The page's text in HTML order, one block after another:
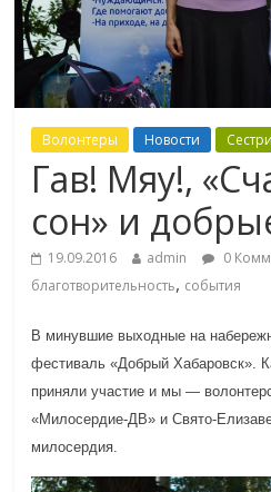
Волонтеры Новости
Гав! Мяу!,
сон» и
19.09.2016 admin
0
благотворительность, события
В минувшие выходные на
фестиваль «Добрый Хабаровск».
приняли участие и мы —
«Милосердие-ДВ» и Свято-
милосердия.